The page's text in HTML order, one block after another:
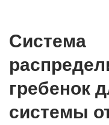
Система
гребенок
системы